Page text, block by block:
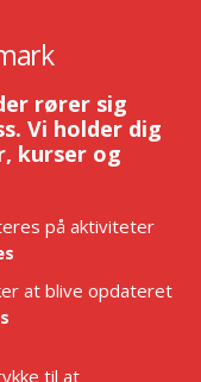
rører sig
Vi holder dig
kurser og
på aktiviteter
at blive opdateret
til at